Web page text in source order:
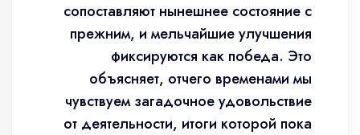
сопоставляют нынешнее состояние с
прежним, и мельчайшие улучшения
фиксируются как победа. Это
объясняет, отчего временами мы
чувствуем загадочное удовольствие
от деятельности, итоги которой пока